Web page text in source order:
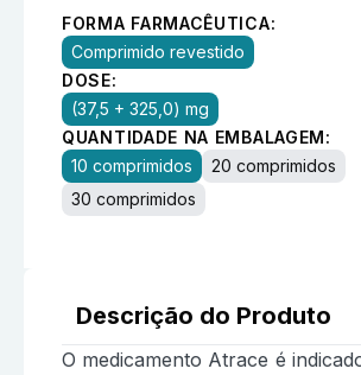
FORMA FARMACÊUTICA:
Comprimido revestido
DOSE:
(37,5 + 325,0) mg
QUANTIDADE NA EMBALAGEM:
10 comprimidos
20 comprimidos
30 comprimidos
Descrição do Produto
O medicamento Atrace é